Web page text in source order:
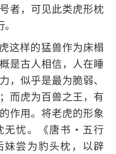
者，可见此类虎形枕
这样的猛兽作为床榻
是古人相信，人在睡
，似乎是最为脆弱、
而虎为百兽之王，有
作用。将老虎的形象
无忧。《唐书·五行
尝为豹头枕，以辟